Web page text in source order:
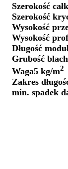
Szerokość
Szerokość
Wysokość
Wysokość
Długość
Grubość
Waga5 kg/m2
Zakres
min. spadek